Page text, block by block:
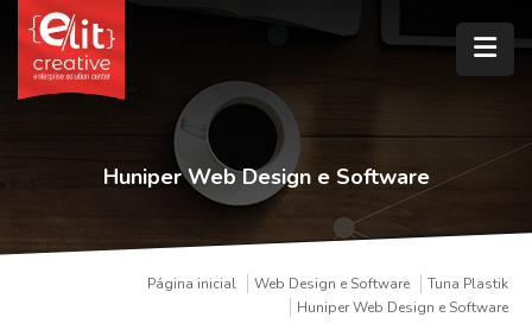
Huniper Web Design e Software
Página inicial Web Design e Software
Tuna Plastik
Huniper Web Design e Software